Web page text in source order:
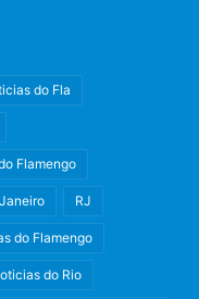
do Fla
Flamengo
RJ
do Flamengo
do Rio